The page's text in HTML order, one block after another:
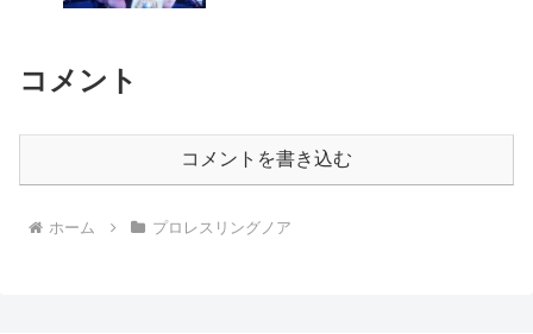
コメント
コメントを書き込む
ホーム プロレスリングノア